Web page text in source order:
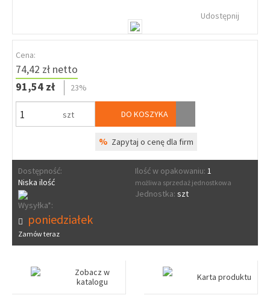
Udostępnij
Cena:
74,42 zł netto
91,54 zł
23%
szt DO KOSZYKA
% Zapytaj o cenę dla firm
Dostępność:
Niska ilość
Ilość w opakowaniu: 1
możliwa sprzedaż jednostkowa
Jednostka: szt
Wysyłka*:
poniedziałek
Zamów teraz
Zobacz w
katalogu
Karta produktu